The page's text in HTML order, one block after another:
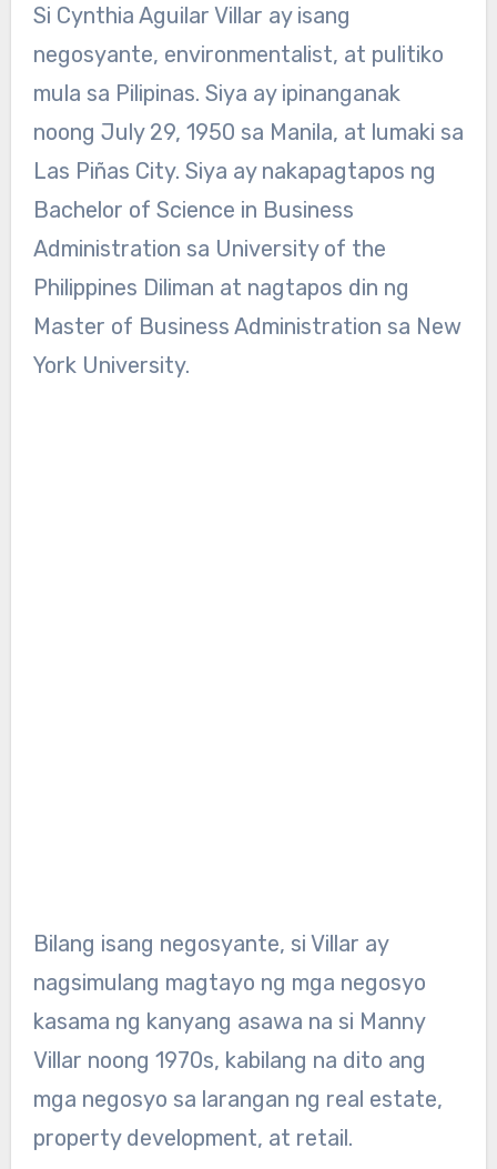
Si Cynthia Aguilar Villar ay isang
negosyante, environmentalist, at pulitiko
mula sa Pilipinas. Siya ay ipinanganak
noong July 29, 1950 sa Manila, at lumaki sa
Las Piñas City. Siya ay nakapagtapos ng
Bachelor of Science in Business
Administration sa University of the
Philippines Diliman at nagtapos din ng
Master of Business Administration sa New
York University.
Bilang isang negosyante, si Villar ay
nagsimulang magtayo ng mga negosyo
kasama ng kanyang asawa na si Manny
Villar noong 1970s, kabilang na dito ang
mga negosyo sa larangan ng real estate,
property development, at retail.